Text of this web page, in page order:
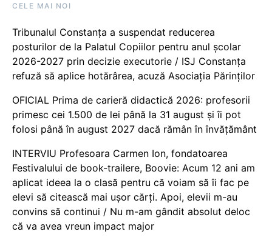
CELE MAI NOI
Tribunalul Constanța a suspendat reducerea
posturilor de la Palatul Copiilor pentru anul școlar
2026-2027 prin decizie executorie / ISJ Constanța
refuză să aplice hotărârea, acuză Asociația Părinților
OFICIAL Prima de carieră didactică 2026: profesorii
primesc cei 1.500 de lei până la 31 august și îi pot
folosi până în august 2027 dacă rămân în învățământ
INTERVIU Profesoara Carmen Ion, fondatoarea
Festivalului de book-trailere, Boovie: Acum 12 ani am
aplicat ideea la o clasă pentru că voiam să îi fac pe
elevi să citească mai ușor cărți. Apoi, elevii m-au
convins să continui / Nu m-am gândit absolut deloc
că va avea vreun impact major